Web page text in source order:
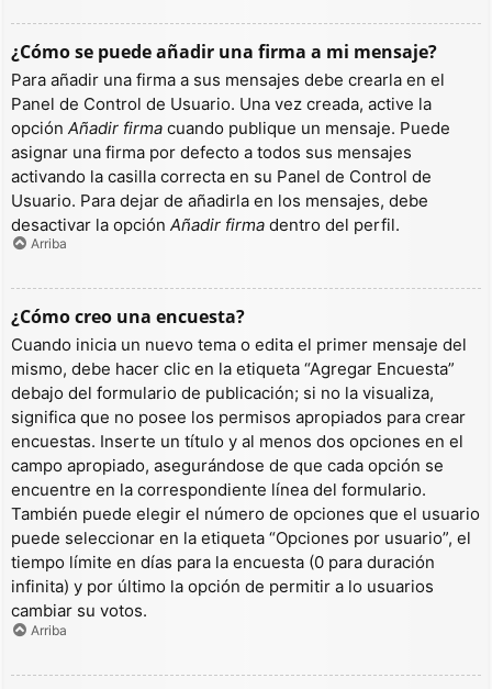
¿Cómo se puede añadir una firma a mi mensaje?
Para añadir una firma a sus mensajes debe crearla en el
Panel de Control de Usuario. Una vez creada, active la
opción Añadir firma cuando publique un mensaje. Puede
asignar una firma por defecto a todos sus mensajes
activando la casilla correcta en su Panel de Control de
Usuario. Para dejar de añadirla en los mensajes, debe
desactivar la opción Añadir firma dentro del perfil.
Arriba
¿Cómo creo una encuesta?
Cuando inicia un nuevo tema o edita el primer mensaje del
mismo, debe hacer clic en la etiqueta “Agregar Encuesta”
debajo del formulario de publicación; si no la visualiza,
significa que no posee los permisos apropiados para crear
encuestas. Inserte un título y al menos dos opciones en el
campo apropiado, asegurándose de que cada opción se
encuentre en la correspondiente línea del formulario.
También puede elegir el número de opciones que el usuario
puede seleccionar en la etiqueta “Opciones por usuario”, el
tiempo límite en días para la encuesta (0 para duración
infinita) y por último la opción de permitir a lo usuarios
cambiar su votos.
Arriba